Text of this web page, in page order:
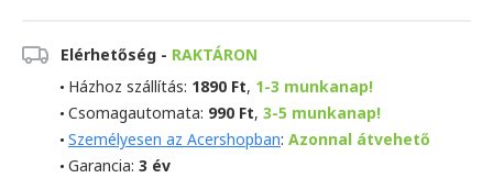
Elérhetőség - RAKTÁRON
Házhoz szállítás: 1890 Ft, 1-3 munkanap!
Csomagautomata: 990 Ft, 3-5 munkanap!
Személyesen az Acershopban: Azonnal átvehető
Garancia: 3 év